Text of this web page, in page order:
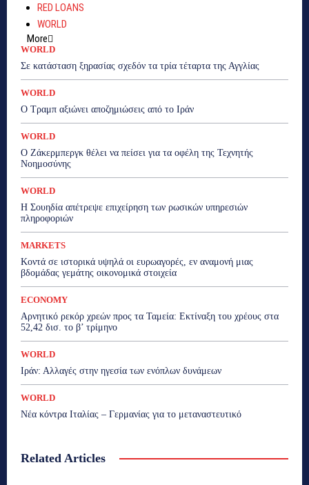
RED LOANS
WORLD
More
WORLD
Σε κατάσταση ξηρασίας σχεδόν τα τρία τέταρτα της Αγγλίας
WORLD
Ο Τραμπ αξιώνει αποζημιώσεις από το Ιράν
WORLD
Ο Ζάκερμπεργκ θέλει να πείσει για τα οφέλη της Τεχνητής
Νοημοσύνης
WORLD
Η Σουηδία απέτρεψε επιχείρηση των ρωσικών υπηρεσιών
πληροφοριών
MARKETS
Κοντά σε ιστορικά υψηλά οι ευρωαγορές, εν αναμονή μιας
βδομάδας γεμάτης οικονομικά στοιχεία
ECONOMY
Αρνητικό ρεκόρ χρεών προς τα Ταμεία: Εκτίναξη του χρέους στα
52,42 δισ. το β’ τρίμηνο
WORLD
Ιράν: Αλλαγές στην ηγεσία των ενόπλων δυνάμεων
WORLD
Νέα κόντρα Ιταλίας – Γερμανίας για το μεταναστευτικό
Related Articles